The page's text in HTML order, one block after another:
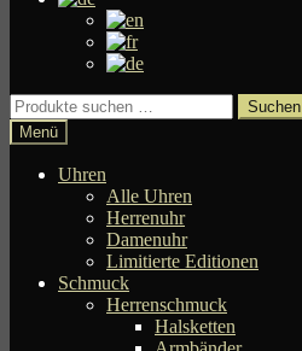
Suchen
nach:
Suchen
Menü
Uhren
Alle Uhren
Herrenuhr
Damenuhr
Limitierte Editionen
Schmuck
Herrenschmuck
Halsketten